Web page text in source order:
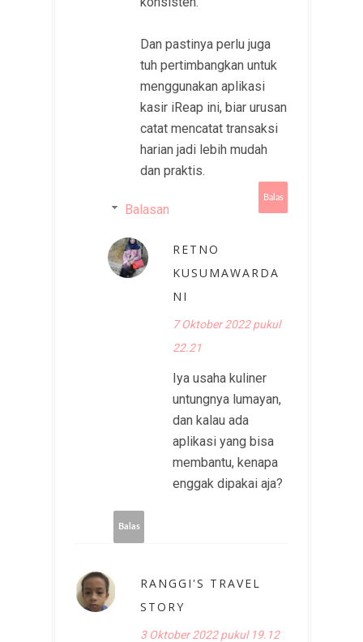
Dan pastinya perlu juga
tuh pertimbangkan untuk
menggunakan aplikasi
kasir iReap ini, biar urusan
catat mencatat transaksi
harian jadi lebih mudah
dan praktis.
Balas
Balasan
RETNO
KUSUMAWARDA
NI
7 Oktober 2022 pukul
22.21
Iya usaha kuliner
untungnya lumayan,
dan kalau ada
aplikasi yang bisa
membantu, kenapa
enggak dipakai aja?
Balas
RANGGI'S TRAVEL
STORY
3 Oktober 2022 pukul 19.12